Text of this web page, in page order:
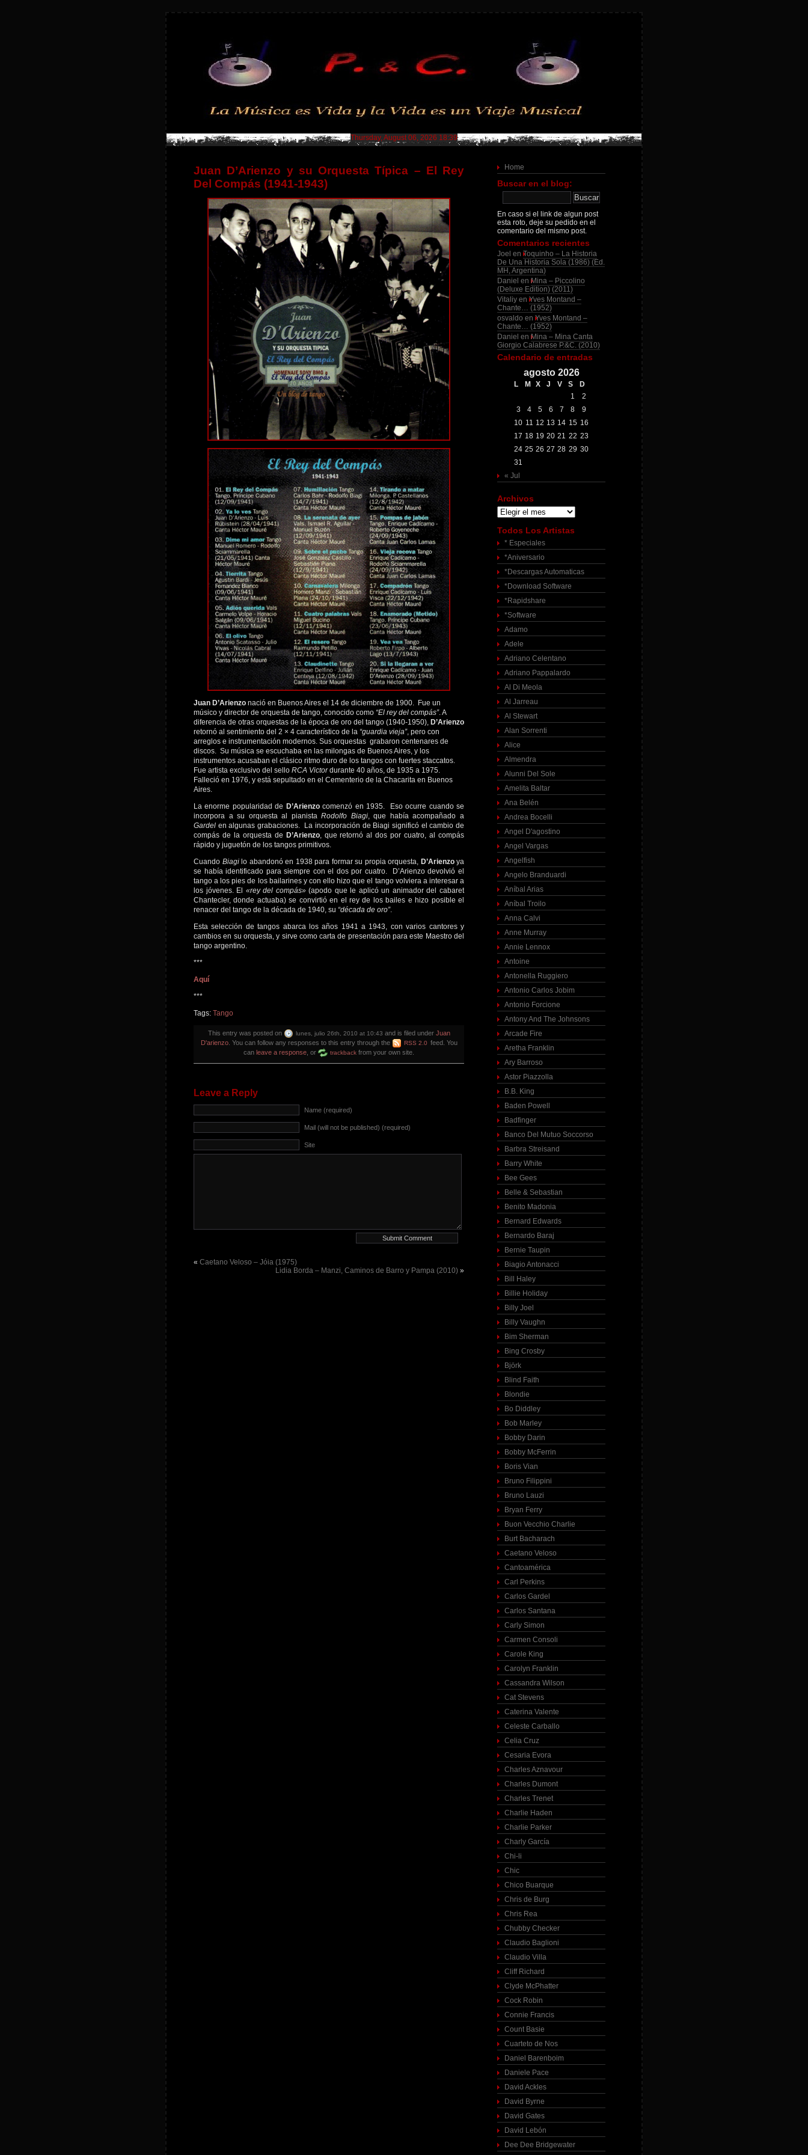
Thursday, August 06, 2026 18:39
Juan D’Arienzo y su Orquesta Típica – El Rey
Del Compás (1941-1943)
Juan D’Arienzo nació en Buenos Aires el 14 de diciembre de 1900. Fue un
músico y director de orquesta de tango, conocido como “El rey del compás”. A
diferencia de otras orquestas de la época de oro del tango (1940-1950), D’Arienzo
retornó al sentimiento del 2 × 4 característico de la “guardia vieja”, pero con
arreglos e instrumentación modernos. Sus orquestas grabaron centenares de
discos. Su música se escuchaba en las milongas de Buenos Aires, y los
instrumentos acusaban el clásico ritmo duro de los tangos con fuertes staccatos.
Fue artista exclusivo del sello RCA Victordurante 40 años, de 1935 a 1975.
Falleció en 1976, y está sepultado en el Cementerio de la Chacarita en Buenos
Aires.
La enorme popularidad de D’Arienzocomenzó en 1935. Eso ocurre cuando se
incorpora a su orquesta al pianistaRodolfo Biagi, que había acompañado a
Gardel en algunas grabaciones. La incorporación de Biagi significó el cambio de
compás de la orquesta de D’Arienzo, que retornó al dos por cuatro, al compás
rápido y juguetón de los tangos primitivos.
Cuando Biagilo abandonó en 1938 para formar su propia orquesta, D’Arienzoya
se había identificado para siempre con el dos por cuatro. D’Arienzo devolvió el
tango a los pies de los bailarines y con ello hizo que el tango volviera a interesar a
los jóvenes. El «rey del compás»(apodo que le aplicó un animador del cabaret
Chantecler, donde actuaba) se convirtió en el rey de los bailes e hizo posible el
renacer del tango de la década de 1940, su “década de oro”.
Esta selección de tangos abarca los años 1941 a 1943, con varios cantores y
cambios en su orquesta, y sirve como carta de presentación para este Maestro del
tango argentino.
***
Aquí
***
Tags: Tango
This entry was posted on lunes, julio 26th, 2010 at 10:43 and is filed under Juan
D'arienzo. You can follow any responses to this entry through the RSS 2.0 feed. You
can leave a response , or trackback from your own site.
Leave a Reply
Name (required)
Mail (will not be published) (required)
Site
« Caetano Veloso – Jóia (1975)
Lidia Borda – Manzi, Caminos de Barro y Pampa (2010) »
Home
Buscar en el blog:
En caso si el link de algun post
esta roto, deje su pedido en el
comentario del mismo post.
Comentarios recientes
Joel en Toquinho – La Historia
De Una Historia Sola (1986) (Ed.
MH, Argentina)
Daniel en Mina – Piccolino
(Deluxe Edition) (2011)
Vitaliy en Yves Montand –
Chante… (1952)
osvaldo en Yves Montand –
Chante… (1952)
Daniel en Mina – Mina Canta
Giorgio Calabrese P.&C. (2010)
Calendario de entradas
agosto 2026
L M X J V S
D
1
2
3
4 5 6 7 8
9
10 11 12 13 14 15 16
17 18 19 20 21 22 23
24 25 26 27 28 29 30
31
« Jul
Archivos
Archivos
Todos Los Artistas
* Especiales
*Aniversario
*Descargas Automaticas
*Download Software
*Rapidshare
*Software
Adamo
Adele
Adriano Celentano
Adriano Pappalardo
Al Di Meola
Al Jarreau
Al Stewart
Alan Sorrenti
Alice
Almendra
Alunni Del Sole
Amelita Baltar
Ana Belén
Andrea Bocelli
Angel D'agostino
Angel Vargas
Angelfish
Angelo Branduardi
Aníbal Arias
Aníbal Troilo
Anna Calvi
Anne Murray
Annie Lennox
Antoine
Antonella Ruggiero
Antonio Carlos Jobim
Antonio Forcione
Antony And The Johnsons
Arcade Fire
Aretha Franklin
Ary Barroso
Astor Piazzolla
B.B. King
Baden Powell
Badfinger
Banco Del Mutuo Soccorso
Barbra Streisand
Barry White
Bee Gees
Belle & Sebastian
Benito Madonia
Bernard Edwards
Bernardo Baraj
Bernie Taupin
Biagio Antonacci
Bill Haley
Billie Holiday
Billy Joel
Billy Vaughn
Bim Sherman
Bing Crosby
Björk
Blind Faith
Blondie
Bo Diddley
Bob Marley
Bobby Darin
Bobby McFerrin
Boris Vian
Bruno Filippini
Bruno Lauzi
Bryan Ferry
Buon Vecchio Charlie
Burt Bacharach
Caetano Veloso
Cantoamérica
Carl Perkins
Carlos Gardel
Carlos Santana
Carly Simon
Carmen Consoli
Carole King
Carolyn Franklin
Cassandra Wilson
Cat Stevens
Caterina Valente
Celeste Carballo
Celia Cruz
Cesaria Evora
Charles Aznavour
Charles Dumont
Charles Trenet
Charlie Haden
Charlie Parker
Charly García
Chi-li
Chic
Chico Buarque
Chris de Burg
Chris Rea
Chubby Checker
Claudio Baglioni
Claudio Villa
Cliff Richard
Clyde McPhatter
Cock Robin
Connie Francis
Count Basie
Cuarteto de Nos
Daniel Barenboim
Daniele Pace
David Ackles
David Byrne
David Gates
David Lebón
Dee Dee Bridgewater